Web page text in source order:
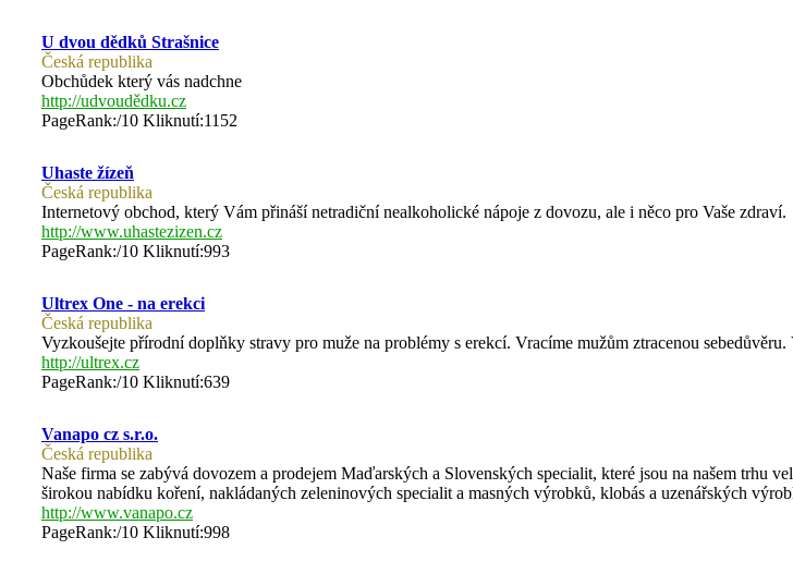
U dvou dědků Strašnice
Česká republika
Obchůdek který vás nadchne
http://udvoudědku.cz
PageRank:/10 Kliknutí:1152
Uhaste žízeň
Česká republika
Internetový obchod, který Vám přináší netradiční nealkoholické nápoje z dovozu, ale i něco pro Vaše zdraví.
http://www.uhastezizen.cz
PageRank:/10 Kliknutí:993
Ultrex One - na erekci
Česká republika
Vyzkoušejte přírodní doplňky stravy pro muže na problémy s erekcí. Vracíme mužům ztracenou sebedůvěru.
http://ultrex.cz
PageRank:/10 Kliknutí:639
Vanapo cz s.r.o.
Česká republika
Naše firma se zabývá dovozem a prodejem Maďarských a Slovenských specialit, které jsou na našem trhu
širokou nabídku koření, nakládaných zeleninových specialit a masných výrobků, klobás a uzenářských
http://www.vanapo.cz
PageRank:/10 Kliknutí:998